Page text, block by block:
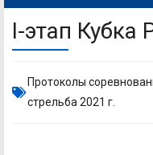
I-этап Кубка
Протоколы
стрельба 2021 г.